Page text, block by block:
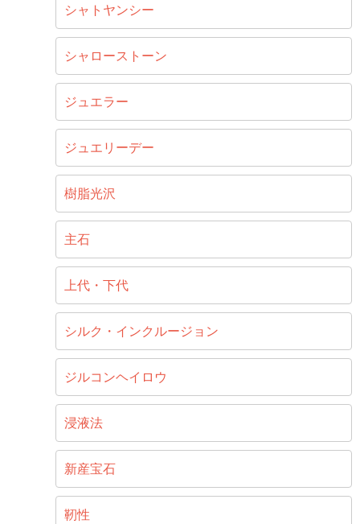
シャトヤンシー
シャローストーン
ジュエラー
ジュエリーデー
樹脂光沢
主石
上代・下代
シルク・インクルージョン
ジルコンヘイロウ
浸液法
新産宝石
靭性